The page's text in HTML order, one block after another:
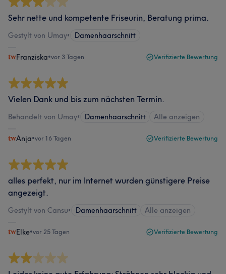
Sehr nette und kompetente Friseurin, Beratung prima.
Gestylt von Umay• Damenhaarschnitt
Franziska•vor 3 Tagen Verifizierte Bewertung
Vielen Dank und bis zum nächsten Termin.
Behandelt von Umay• Damenhaarschnitt Alle anzeigen
Anja•vor 16 Tagen Verifizierte Bewertung
alles perfekt, nur im Internet wurden günstigere Preise
angezeigt.
Gestylt von Cansu• Damenhaarschnitt Alle anzeigen
Elke•vor 25 Tagen Verifizierte Bewertung